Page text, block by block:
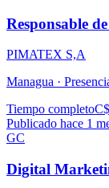
Responsable
PIMATEX S,A
Managua ·
Tiempo completo
Publicado hace 1
GC
Digital